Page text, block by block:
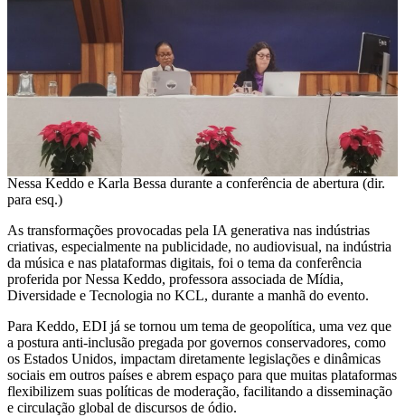
Nessa Keddo e Karla Bessa durante a conferência de abertura (dir.
para esq.)
As transformações provocadas pela IA generativa nas indústrias
criativas, especialmente na publicidade, no audiovisual, na indústria
da música e nas plataformas digitais, foi o tema da conferência
proferida por Nessa Keddo, professora associada de Mídia,
Diversidade e Tecnologia no KCL, durante a manhã do evento.
Para Keddo, EDI já se tornou um tema de geopolítica, uma vez que
a postura anti-inclusão pregada por governos conservadores, como
os Estados Unidos, impactam diretamente legislações e dinâmicas
sociais em outros países e abrem espaço para que muitas plataformas
flexibilizem suas políticas de moderação, facilitando a disseminação
e circulação global de discursos de ódio.